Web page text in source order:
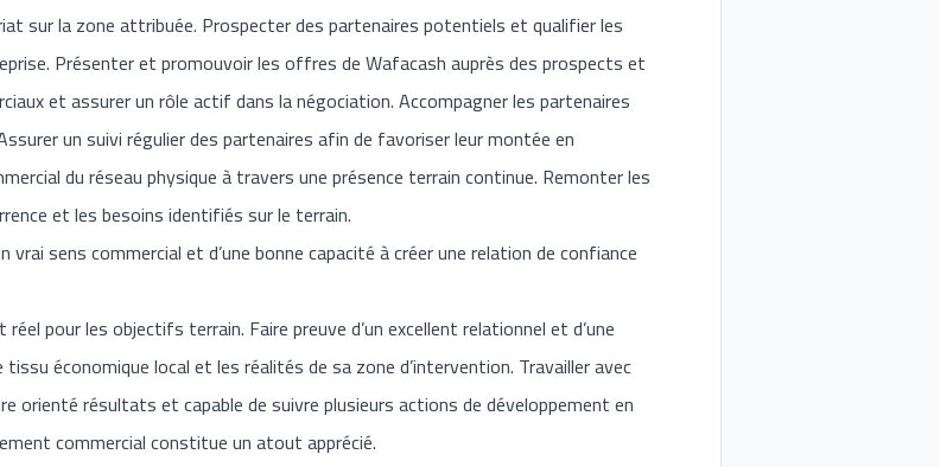
sur la zone attribuée. Prospecter des partenaires potentiels et qualifier les
Présenter et promouvoir les offres de Wafacash auprès des prospects et
et assurer un rôle actif dans la négociation. Accompagner les partenaires
un suivi régulier des partenaires afin de favoriser leur montée en
du réseau physique à travers une présence terrain continue. Remonter les
et les besoins identifiés sur le terrain.
sens commercial et d’une bonne capacité à créer une relation de confiance
pour les objectifs terrain. Faire preuve d’un excellent relationnel et d’une
économique local et les réalités de sa zone d’intervention. Travailler avec
orienté résultats et capable de suivre plusieurs actions de développement en
commercial constitue un atout apprécié.